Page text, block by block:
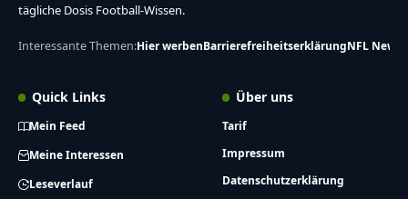
tägliche Dosis Football-Wissen.
Interessante Themen:Hier werbenBarrierefreiheitserklärungNFL News
Quick Links
Mein Feed
Meine Interessen
Leseverlauf
Über uns
Tarif
Impressum
Datenschutzerklärung